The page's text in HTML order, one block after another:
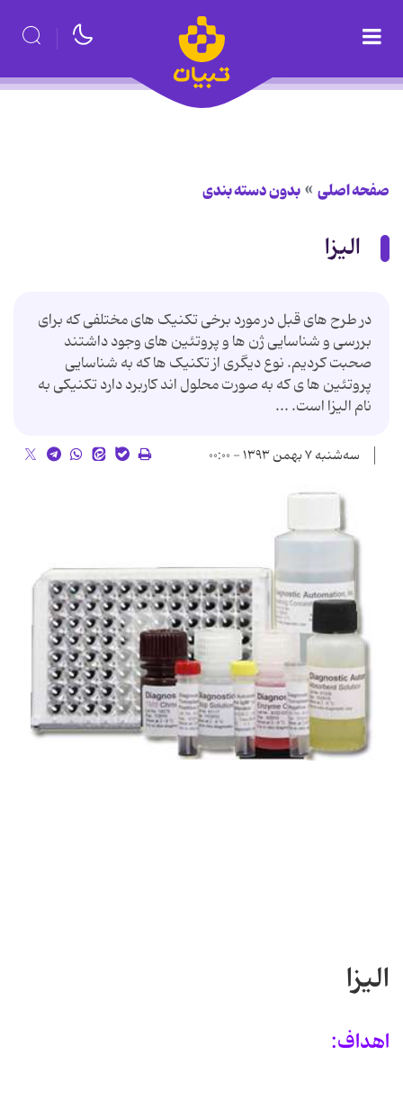
صفحه اصلی بدون دسته بندی
الیزا
در طرح های قبل در مورد برخی تکنیک های مختلفی که برای
بررسی و شناسایی ژن ها و پروتئین های وجود داشتند
صحبت کردیم. نوع دیگری از تکنیک ها که به شناسایی
پروتئین ها ی که به صورت محلول اند کاربرد دارد تکنیکی به
نام الیزا است. ...
سه‌شنبه ۷ بهمن ۱۳۹۳ - ۰۰:۰۰
الیزا
اهداف: